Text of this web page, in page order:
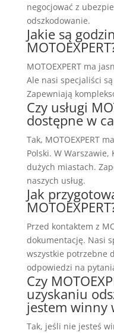
negocjować z
odszkodowanie.
Jakie są
MOTOEXPERT ma
Ale nasi specjaliści
Zapewniają
Czy usługi
dostępne w
Tak, MOTOEXPERT
Polski. W
dużych miastach.
naszych usług.
Jak
Przed kontaktem z
dokumentację. Nasi
wszystkie potrzebne
odpowiedzi na
Czy
uzyskaniu
jestem winny
Tak, jeśli nie jesteś